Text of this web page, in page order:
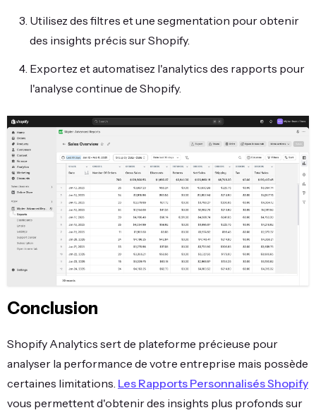
Utilisez des filtres et une segmentation pour obtenir
des insights précis sur Shopify.
Exportez et automatisez l'analytics des rapports pour
l'analyse continue de Shopify.
Conclusion
Shopify Analytics sert de plateforme précieuse pour
analyser la performance de votre entreprise mais possède
certaines limitations. Les Rapports Personnalisés Shopify
vous permettent d'obtenir des insights plus profonds sur